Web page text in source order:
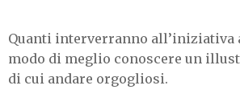
Quanti interverranno all’iniziativa
modo di meglio conoscere un
di cui andare orgogliosi.